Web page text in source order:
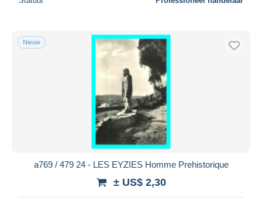
Nieuw
a769 / 479 24 - LES EYZIES Homme Prehistorique
± US$ 2,30